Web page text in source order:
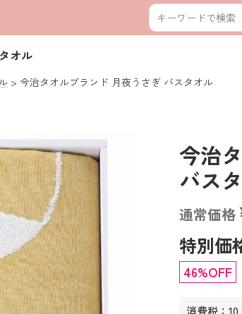
オル
今治タオルブランド 月夜うさぎ バスタオル
今治
バス
通常価格
特別価
46%OFF
消費税：10